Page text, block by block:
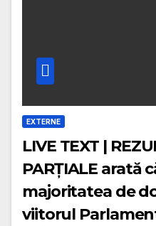
EXTERNE
LIVE TEXT |
PARȚIALE arată
majoritatea de
viitorul